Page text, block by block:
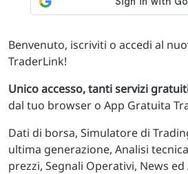
Benvenuto, iscriviti o accedi al
TraderLink!
Unico accesso, tanti servizi
dal tuo browser o App Gratuita
Dati di borsa, Simulatore di
ultima generazione, Analisi
prezzi, Segnali Operativi, News